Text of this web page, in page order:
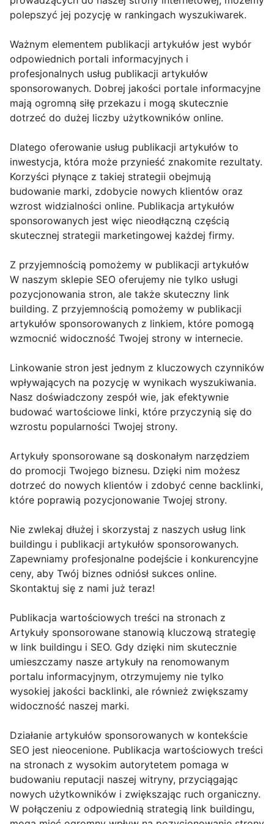
polepszyć jej pozycję w rankingach wyszukiwarek.
Ważnym elementem publikacji artykułów jest wybór
odpowiednich portali informacyjnych i
profesjonalnych usług publikacji artykułów
sponsorowanych. Dobrej jakości portale informacyjne
mają ogromną siłę przekazu i mogą skutecznie
dotrzeć do dużej liczby użytkowników online.
Dlatego oferowanie usług publikacji artykułów to
inwestycja, która może przynieść znakomite rezultaty.
Korzyści płynące z takiej strategii obejmują
budowanie marki, zdobycie nowych klientów oraz
wzrost widzialności online. Publikacja artykułów
sponsorowanych jest więc nieodłączną częścią
skutecznej strategii marketingowej każdej firmy.
Z przyjemnością pomożemy w publikacji artykułów
W naszym sklepie SEO oferujemy nie tylko usługi
pozycjonowania stron, ale także skuteczny link
building. Z przyjemnością pomożemy w publikacji
artykułów sponsorowanych z linkiem, które pomogą
wzmocnić widoczność Twojej strony w internecie.
Linkowanie stron jest jednym z kluczowych czynników
wpływających na pozycję w wynikach wyszukiwania.
Nasz doświadczony zespół wie, jak efektywnie
budować wartościowe linki, które przyczynią się do
wzrostu popularności Twojej strony.
Artykuły sponsorowane są doskonałym narzędziem
do promocji Twojego biznesu. Dzięki nim możesz
dotrzeć do nowych klientów i zdobyć cenne backlinki,
które poprawią pozycjonowanie Twojej strony.
Nie zwlekaj dłużej i skorzystaj z naszych usług link
buildingu i publikacji artykułów sponsorowanych.
Zapewniamy profesjonalne podejście i konkurencyjne
ceny, aby Twój biznes odniósł sukces online.
Skontaktuj się z nami już teraz!
Publikacja wartościowych treści na stronach z
Artykuły sponsorowane stanowią kluczową strategię
w link buildingu i SEO. Gdy dzięki nim skutecznie
umieszczamy nasze artykuły na renomowanym
portalu informacyjnym, otrzymujemy nie tylko
wysokiej jakości backlinki, ale również zwiększamy
widoczność naszej marki.
Działanie artykułów sponsorowanych w kontekście
SEO jest nieocenione. Publikacja wartościowych treści
na stronach z wysokim autorytetem pomaga w
budowaniu reputacji naszej witryny, przyciągając
nowych użytkowników i zwiększając ruch organiczny.
W połączeniu z odpowiednią strategią link buildingu,